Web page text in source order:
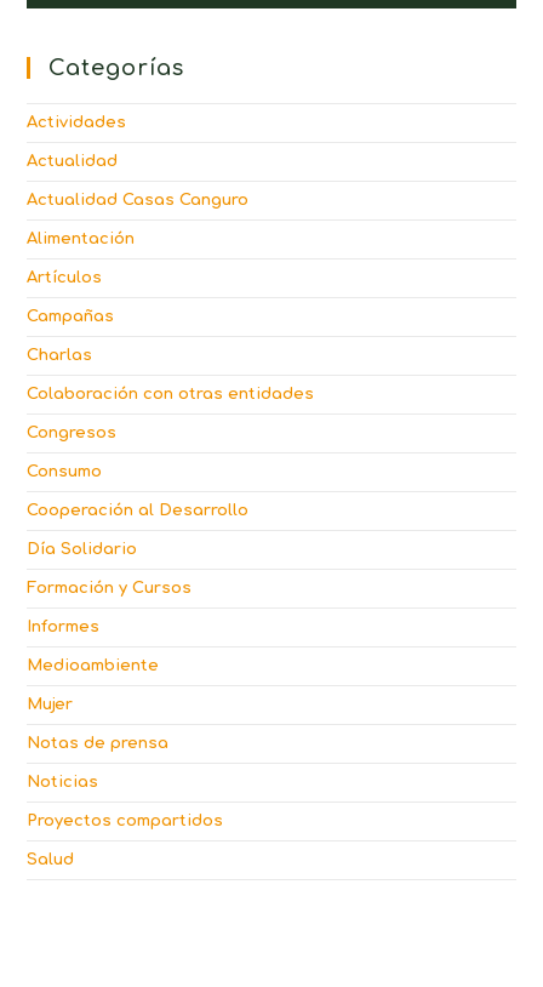
Categorías
Actividades
Actualidad
Actualidad Casas Canguro
Alimentación
Artículos
Campañas
Charlas
Colaboración con otras entidades
Congresos
Consumo
Cooperación al Desarrollo
Día Solidario
Formación y Cursos
Informes
Medioambiente
Mujer
Notas de prensa
Noticias
Proyectos compartidos
Salud